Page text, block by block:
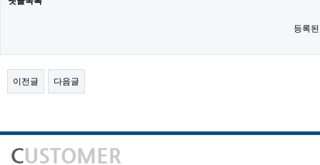
등록
이전글 다음글